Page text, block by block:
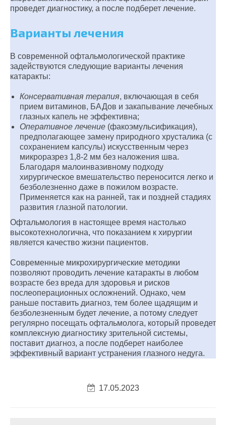
проведет диагностику, а после подберет лечение.
Варианты лечения
В современной офтальмологической практике
задействуются следующие варианты лечения
катаракты:
Консервативная терапия, включающая в себя
прием витаминов, БАДов и закапывание лечебных
глазных капель не эффективна;
Оперативное лечение (факоэмульсификация),
предполагающее замену природного хрусталика (с
сохранением капсулы) искусственным через
микроразрез 1,8-2 мм без наложения шва.
Благодаря малоинвазивному подходу
хирургическое вмешательство переносится легко и
безболезненно даже в пожилом возрасте.
Применяется как на ранней, так и поздней стадиях
развития глазной патологии.
Офтальмология в настоящее время настолько
высокотехнологична, что показанием к хирургии
является качество жизни пациентов.
Современные микрохирургические методики
позволяют проводить лечение катаракты в любом
возрасте без вреда для здоровья и рисков
послеоперационных осложнений. Однако, чем
раньше поставить диагноз, тем более щадящим и
безболезненным будет лечение, а потому следует
регулярно посещать офтальмолога, который проведет
комплексную диагностику зрительной системы,
поставит диагноз, а после подберет наиболее
эффективный вариант устранения глазного недуга.
17.05.2023